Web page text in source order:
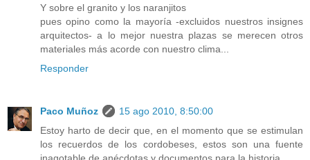
Y sobre el granito y los naranjitos
pues opino como la mayoría -excluidos nuestros insignes
arquitectos- a lo mejor nuestra plazas se merecen otros
materiales más acorde con nuestro clima...
Responder
Paco Muñoz
15 ago 2010, 8:50:00
Estoy harto de decir que, en el momento que se estimulan
los recuerdos de los cordobeses, estos son una fuente